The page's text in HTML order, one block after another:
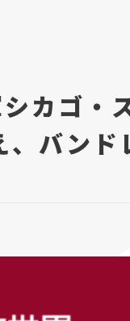
カゴ・
、バン